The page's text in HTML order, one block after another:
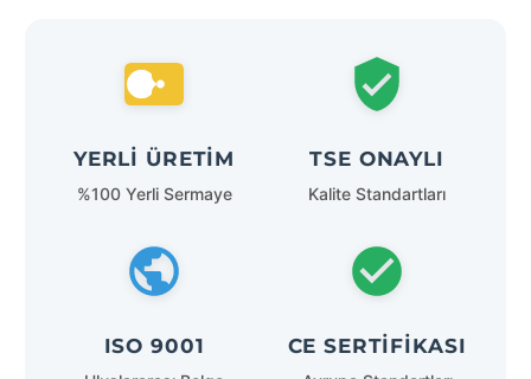
YERLI ÜRETIM
%100 Yerli Sermaye
TSE ONAYLI
Kalite Standartları
ISO 9001 CE SERTIFIKASI